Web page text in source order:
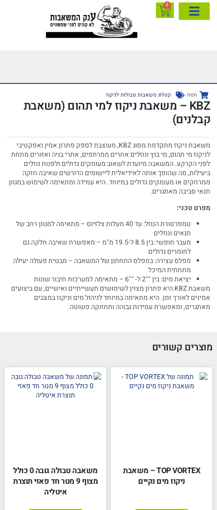
0
חנות קטלוג משאבות טבולות לניקוז
KBZ – משאבת ניקוז למי תהום (משאבת
קבלנים)
משאבת ניקוז מתקדמת מסוג KBZ, מעוצבת לספק פתרון אמין ואפקטיבי
לניקוז מי תהום, מי בוץ ונוזלים אחרים ממרתפים, אתרי בניה ואזורים מתחת
לפני הקרקע. המשאבה מיועדת לשאוב מעומקים גדולים ולפנות נוזלים
ביעילות, מה שהופך אותה לאידיאלית ליישומים הדורשים שאיבה חזקה
ממרחקים או מעומקים גדולים במיוחד. היא עמידה ומתאימה לשימוש במגוון
תנאי סביבה מאתגרים.
מפרט טכני:
טמפרטורת הנוזל: עד 40 מעלות צלזיוס – מתאימה למגוון רחב של
תנאים ונוזלים
מעבר חופשי: בין 8.5 ל-19.5 מ"מ – מאפשרת שאיבה חלקה גם
לחומרים גדולים
מפלס עצירה: במפלס התחתון של המשאבה – מבטיח פעולה יעילה
מתחתית המיכל
יציאת מים: בין ""2 ל- ""6 – מתאימה למערכות חיבור שונות
משאבת KBZ היא פתרון מצוין לשימושים תעשייתיים ואישיים, עם ביצועים
אמינים לאורך זמן. היא מתאימה במיוחד לניהול מים וניקוז במצבים
מאתגרים, ומאפשרת עמידות גבוהה ותחזוקה פשוטה.
מוצרים קשורים
TOP VORTEX – משאבת
ניקוז מים נקיים
משאבה טבולה גובה 0 כולל
מצוף 9 מטר חד פאזי תוצרת
איטליה